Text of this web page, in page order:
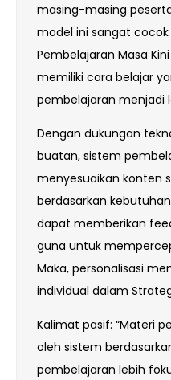
masing-masing
model ini sangat
Pembelajaran Masa
memiliki cara belajar
pembelajaran menjadi
Dengan dukungan
buatan, sistem
menyesuaikan konten
berdasarkan
dapat memberikan
guna untuk
Maka, personalisasi
individual dalam
Kalimat pasif: “Materi
oleh sistem
pembelajaran lebih